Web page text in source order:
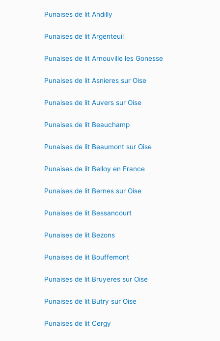
Punaises de lit Andilly
Punaises de lit Argenteuil
Punaises de lit Arnouville les Gonesse
Punaises de lit Asnieres sur Oise
Punaises de lit Auvers sur Oise
Punaises de lit Beauchamp
Punaises de lit Beaumont sur Oise
Punaises de lit Belloy en France
Punaises de lit Bernes sur Oise
Punaises de lit Bessancourt
Punaises de lit Bezons
Punaises de lit Bouffemont
Punaises de lit Bruyeres sur Oise
Punaises de lit Butry sur Oise
Punaises de lit Cergy